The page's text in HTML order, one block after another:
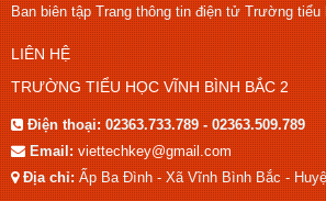
Ban biên tập Trang thông tin điện tử Trường
LIÊN HỆ
TRƯỜNG TIỂU HỌC VĨNH BÌNH BẮC 2
Điện thoại:02363.733.789 - 02363.509.789
Email:viettechkey@gmail.com
Địa chỉ:Ấp Ba Đình - Xã Vĩnh Bình Bắc -